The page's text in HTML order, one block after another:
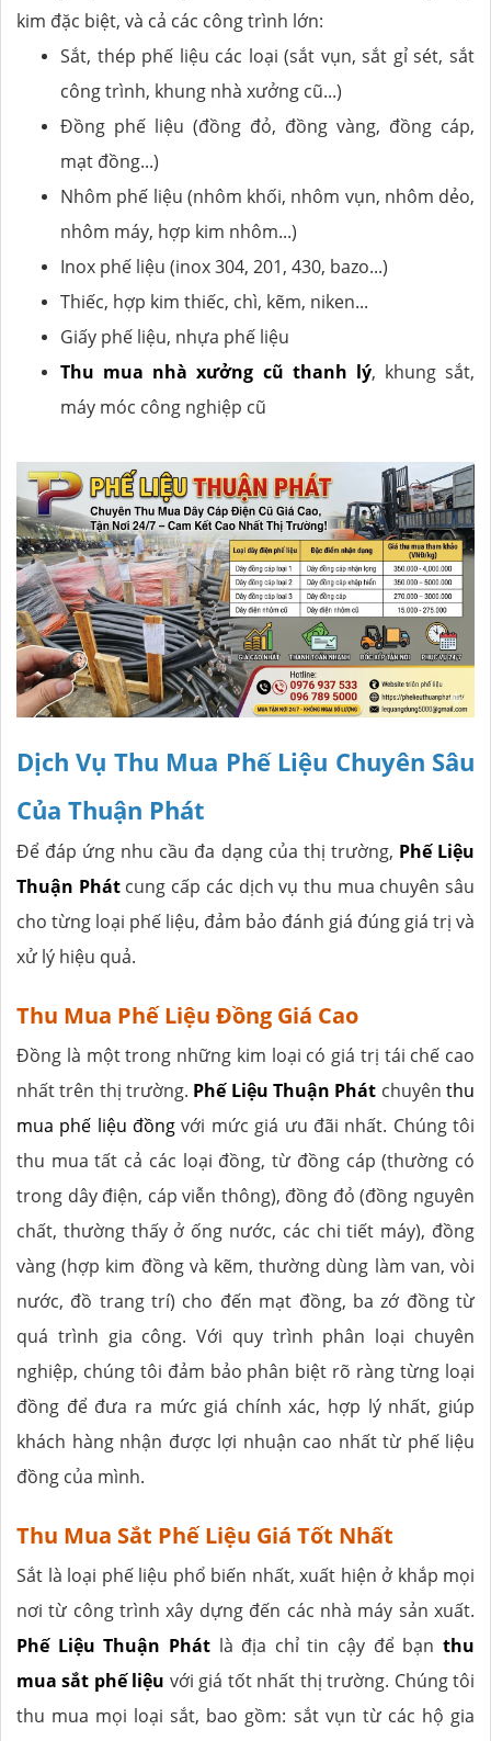
kim đặc biệt, và cả các công trình lớn:
Sắt, thép phế liệu các loại (sắt vụn, sắt gỉ sét, sắt
công trình, khung nhà xưởng cũ...)
Đồng phế liệu (đồng đỏ, đồng vàng, đồng cáp,
mạt đồng...)
Nhôm phế liệu (nhôm khối, nhôm vụn, nhôm dẻo,
nhôm máy, hợp kim nhôm...)
Inox phế liệu (inox 304, 201, 430, bazo...)
Thiếc, hợp kim thiếc, chì, kẽm, niken...
Giấy phế liệu, nhựa phế liệu
Thu mua nhà xưởng cũ thanh lý, khung sắt,
máy móc công nghiệp cũ
Dịch Vụ Thu Mua Phế Liệu Chuyên Sâu
Của Thuận Phát
Để đáp ứng nhu cầu đa dạng của thị trường, Phế Liệu
Thuận Phátcung cấp các dịch vụ thu mua chuyên sâu
cho từng loại phế liệu, đảm bảo đánh giá đúng giá trị và
xử lý hiệu quả.
Thu Mua Phế Liệu Đồng Giá Cao
Đồng là một trong những kim loại có giá trị tái chế cao
nhất trên thị trường. Phế Liệu Thuận Phát chuyênthu
mua phế liệu đồng với mức giá ưu đãi nhất. Chúng tôi
thu mua tất cả các loại đồng, từ đồng cáp (thường có
trong dây điện, cáp viễn thông), đồng đỏ (đồng nguyên
chất, thường thấy ở ống nước, các chi tiết máy), đồng
vàng (hợp kim đồng và kẽm, thường dùng làm van, vòi
nước, đồ trang trí) cho đến mạt đồng, ba zớ đồng từ
quá trình gia công. Với quy trình phân loại chuyên
nghiệp, chúng tôi đảm bảo phân biệt rõ ràng từng loại
đồng để đưa ra mức giá chính xác, hợp lý nhất, giúp
khách hàng nhận được lợi nhuận cao nhất từ phế liệu
đồng của mình.
Thu Mua Sắt Phế Liệu Giá Tốt Nhất
Sắt là loại phế liệu phổ biến nhất, xuất hiện ở khắp mọi
nơi từ công trình xây dựng đến các nhà máy sản xuất.
Phế Liệu Thuận Phátlà địa chỉ tin cậy để bạnthu
mua sắt phế liệu với giá tốt nhất thị trường. Chúng tôi
thu mua mọi loại sắt, bao gồm: sắt vụn từ các hộ gia